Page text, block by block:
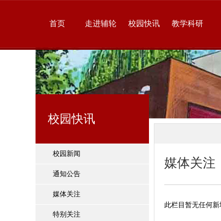
首页 走进辅轮 校园快讯 教学科研
校园快讯
校园新闻
通知公告
媒体关注
特别关注
媒体关注
此栏目暂无任何